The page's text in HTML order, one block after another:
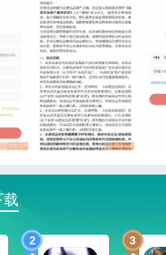
即时更新。高品质的购物
。
有吸引力的使用模式带来
载
2 3